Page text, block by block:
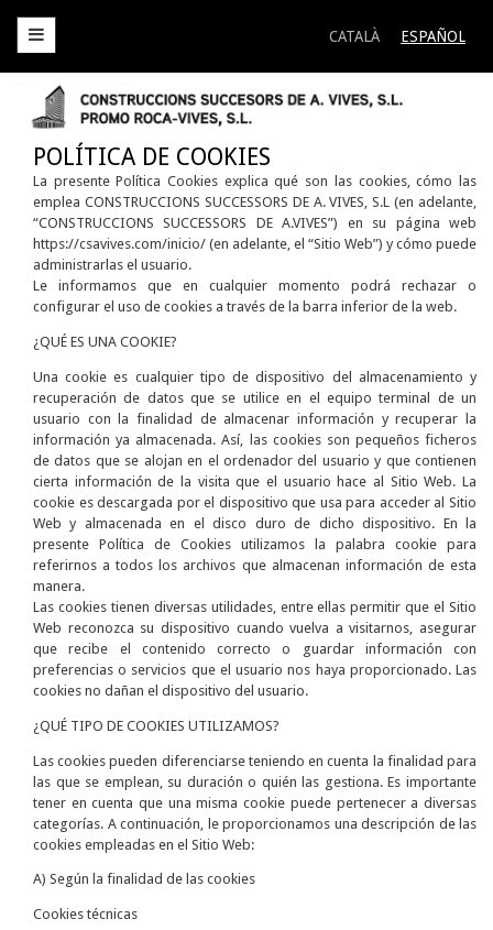
CATALÀ ESPAÑOL
Construccions Successors de A. Vives S.L.
Construccions Successors de A. Vives S.L.
POLÍTICA DE COOKIES
La presente Política Cookies explica qué son las cookies, cómo las
emplea CONSTRUCCIONS SUCCESSORS DE A. VIVES, S.L (en adelante,
“CONSTRUCCIONS SUCCESSORS DE A.VIVES”) en su página web
https://csavives.com/inicio/ (en adelante, el “Sitio Web”) y cómo puede
administrarlas el usuario.
Le informamos que en cualquier momento podrá rechazar o
configurar el uso de cookies a través de la barra inferior de la web.
¿QUÉ ES UNA COOKIE?
Una cookie es cualquier tipo de dispositivo del almacenamiento y
recuperación de datos que se utilice en el equipo terminal de un
usuario con la finalidad de almacenar información y recuperar la
información ya almacenada. Así, las cookies son pequeños ficheros
de datos que se alojan en el ordenador del usuario y que contienen
cierta información de la visita que el usuario hace al Sitio Web. La
cookie es descargada por el dispositivo que usa para acceder al Sitio
Web y almacenada en el disco duro de dicho dispositivo. En la
presente Política de Cookies utilizamos la palabra cookie para
referirnos a todos los archivos que almacenan información de esta
manera.
Las cookies tienen diversas utilidades, entre ellas permitir que el Sitio
Web reconozca su dispositivo cuando vuelva a visitarnos, asegurar
que recibe el contenido correcto o guardar información con
preferencias o servicios que el usuario nos haya proporcionado. Las
cookies no dañan el dispositivo del usuario.
¿QUÉ TIPO DE COOKIES UTILIZAMOS?
Las cookies pueden diferenciarse teniendo en cuenta la finalidad para
las que se emplean, su duración o quién las gestiona. Es importante
tener en cuenta que una misma cookie puede pertenecer a diversas
categorías. A continuación, le proporcionamos una descripción de las
cookies empleadas en el Sitio Web:
A) Según la finalidad de las cookies
Cookies técnicas